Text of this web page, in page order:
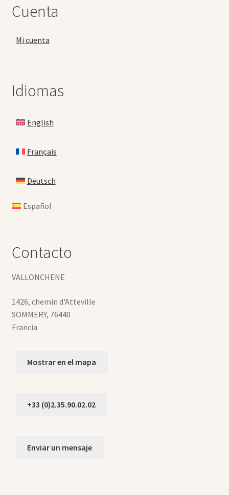
Cuenta
Mi cuenta
Idiomas
English
Français
Deutsch
Español
Contacto
VALLONCHENE
1426, chemin d'Atteville
SOMMERY, 76440
Francia
Mostrar en el mapa
+33 (0)2.35.90.02.02
Enviar un mensaje